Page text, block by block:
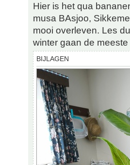
Hier is het qua
musa BAsjoo,
mooi overleven. Les
winter gaan de
BIJLAGEN